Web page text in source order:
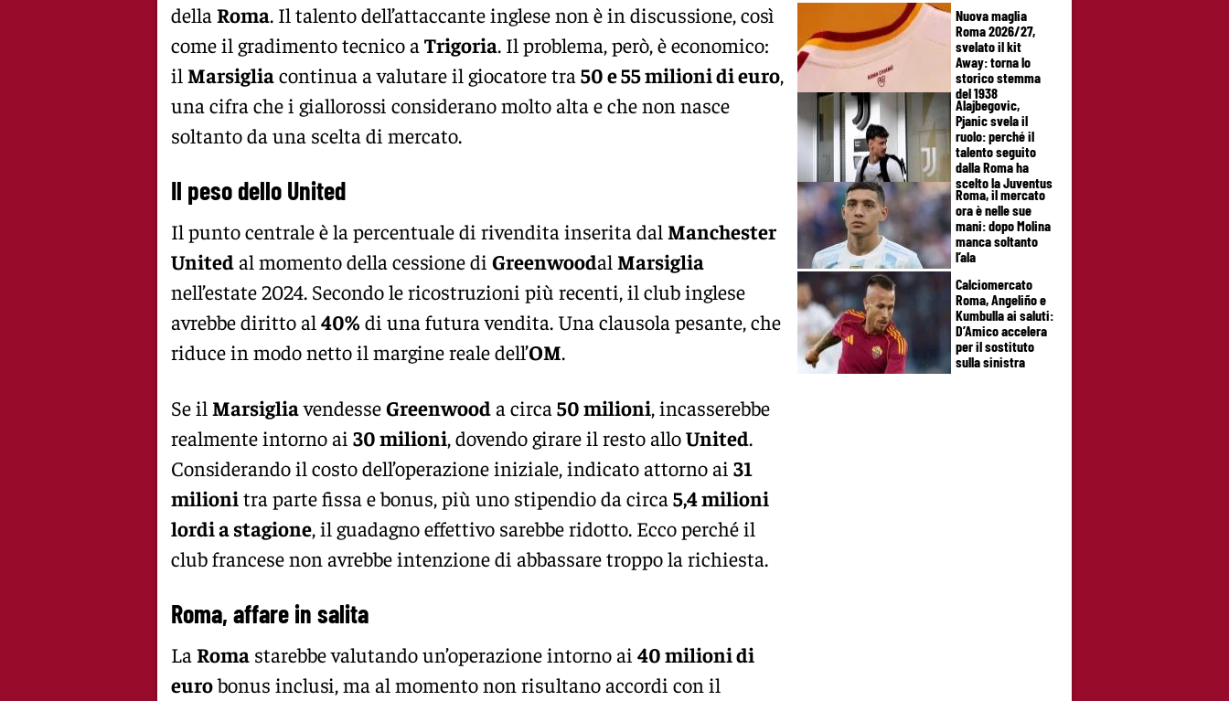
della Roma. Il talento dell’attaccante inglese non è in discussione, così
come il gradimento tecnico a Trigoria. Il problema, però, è economico:
il Marsigliacontinua a valutare il giocatore tra 50 e 55 milioni di euro,
una cifra che i giallorossi considerano molto alta e che non nasce
soltanto da una scelta di mercato.
Il peso dello United
Il punto centrale è la percentuale di rivendita inserita dal Manchester
Unitedal momento della cessione di Greenwoodal Marsiglia
nell’estate 2024. Secondo le ricostruzioni più recenti, il club inglese
avrebbe diritto al 40% di una futura vendita. Una clausola pesante, che
riduce in modo netto il margine reale dell’OM.
Se il MarsigliavendesseGreenwooda circa 50 milioni, incasserebbe
realmente intorno ai 30 milioni, dovendo girare il resto alloUnited.
Considerando il costo dell’operazione iniziale, indicato attorno ai 31
milionitra parte fissa e bonus, più uno stipendio da circa 5,4 milioni
lordi a stagione, il guadagno effettivo sarebbe ridotto. Ecco perché il
club francese non avrebbe intenzione di abbassare troppo la richiesta.
Roma, affare in salita
La Roma starebbe valutando un’operazione intorno ai 40 milioni di
eurobonus inclusi, ma al momento non risultano accordi con il
Nuova maglia
Roma 2026/27,
svelato il kit
Away: torna lo
storico stemma
del 1938
Alajbegovic,
Pjanic svela il
ruolo: perché il
talento seguito
dalla Roma ha
scelto la Juventus
Roma, il mercato
ora è nelle sue
mani: dopo Molina
manca soltanto
l’ala
Calciomercato
Roma, Angeliño e
Kumbulla ai saluti:
D’Amico accelera
per il sostituto
sulla sinistra